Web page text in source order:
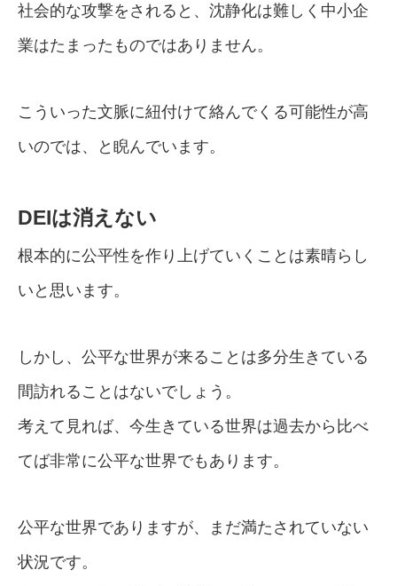
社会的な攻撃をされると、沈静化は難しく中小企
業はたまったものではありません。
こういった文脈に紐付けて絡んでくる可能性が高
いのでは、と睨んでいます。
DEIは消えない
根本的に公平性を作り上げていくことは素晴らし
いと思います。
しかし、公平な世界が来ることは多分生きている
間訪れることはないでしょう。
考えて見れば、今生きている世界は過去から比べ
てば非常に公平な世界でもあります。
公平な世界でありますが、まだ満たされていない
状況です。